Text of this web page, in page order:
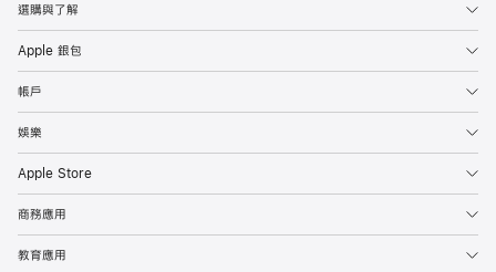
選購與了解
Apple 銀包
帳戶
娛樂
Apple Store
商務應用
教育應用